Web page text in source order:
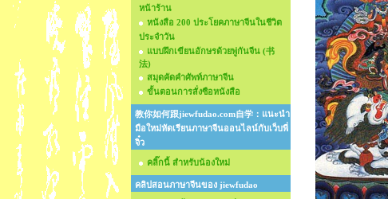
หน้าร้าน
หนังสือ 200 ประโยคภาษาจีนในชีวิต
ประจำวัน
แบบฝึกเขียนอักษรด้วยพู่กันจีน (书
法)
สมุดคัดคำศัพท์ภาษาจีน
ขั้นตอนการสั่งซือหนังสือ
教你如何跟jiewfudao.com自学：แนะนำ
มือใหม่หัดเรียนภาษาจีนออนไลน์กับเว็บพี่
จิ๋ว
คลิ๊กนี้ สำหรับน้องใหม่
คลิปสอนภาษาจีนของ jiewfudao